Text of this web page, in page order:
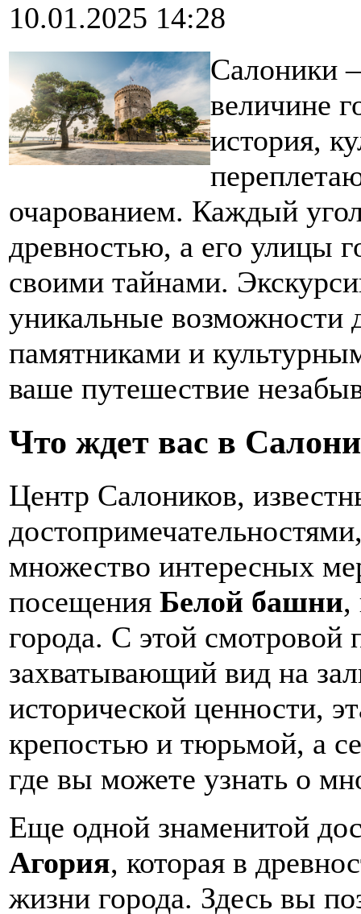
10.01.2025 14:28
Салоники
величине
история,
очарованием. Каждый
древностью, а его улицы
своими тайнами.
уникальные возможности
памятниками и
ваше путешествие
Что ждет вас в
Центр Салоников,
множество интересных
посещения Белой башни,
города. С этой смотровой
захватывающий вид на
исторической ценности,
крепостью и тюрьмой, а
где вы можете узнать о
Еще одной знаменитой
Агория, которая в
жизни города. Здесь вы